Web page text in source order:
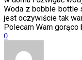
Woda z bobble bottle
jest oczywiście tak
Polecam Wam
0